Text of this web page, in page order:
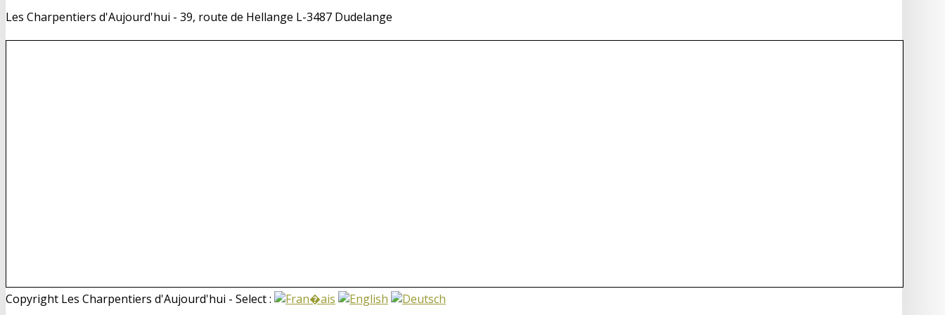
Les Charpentiers d'Aujourd'hui - 39, route de Hellange L-3487 Dudelange
Copyright Les Charpentiers d'Aujourd'hui - Select :